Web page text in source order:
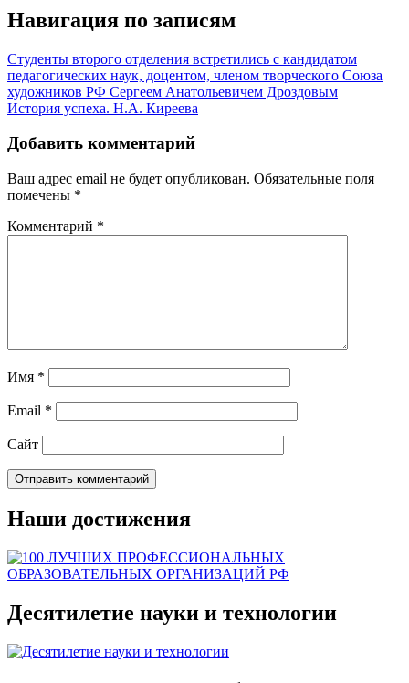
Навигация по записям
Студенты второго отделения встретились с кандидатом
педагогических наук, доцентом, членом творческого Союза
художников РФ Сергеем Анатольевичем Дроздовым
История успеха. Н.А. Киреева
Добавить комментарий
Ваш адрес email не будет опубликован. Обязательные поля
помечены *
Комментарий *
Имя *
Email *
Сайт
Наши достижения
Десятилетие науки и технологии